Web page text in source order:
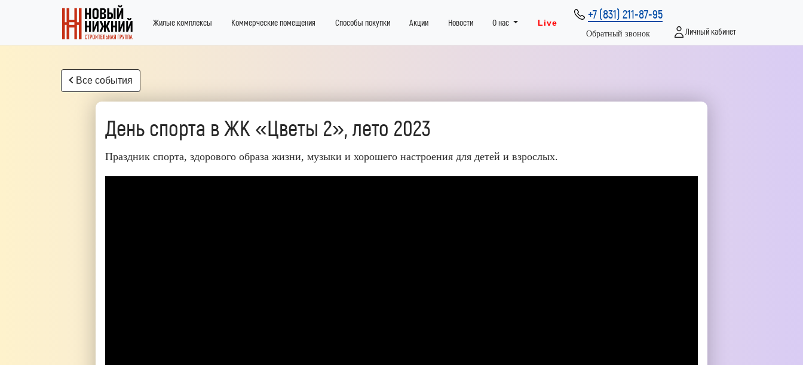
Жилые комплексы Коммерческие помещения Способы покупки Акции Новости О нас Live
+7 (831) 211-87-95
Обратный звонок Личный кабинет
Все события
День спорта в ЖК «Цветы 2», лето 2023
Праздник спорта, здорового образа жизни, музыки и хорошего настроения для детей и взрослых.